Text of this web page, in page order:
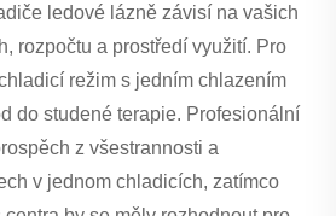
ledové lázně závisí na vašich
rozpočtu a prostředí využití. Pro
režim s jedním chlazením
do studené terapie. Profesionální
z všestrannosti a
v jednom chladicích, zatímco